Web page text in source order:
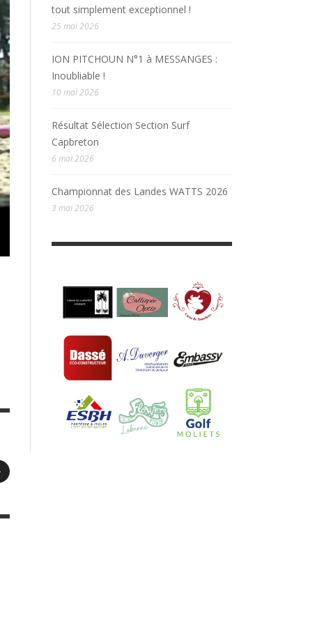
tout simplement exceptionnel !
25 mai 2026
ION PITCHOUN N°1 à MESSANGES :
Inoubliable !
10 mai 2026
Résultat Sélection Section Surf
Capbreton
6 mai 2026
Championnat des Landes WATTS 2026
3 mai 2026